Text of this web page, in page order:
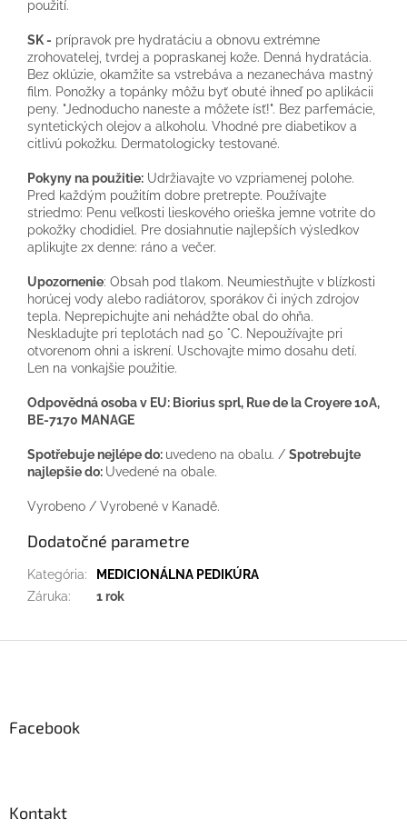
použití.
SK - prípravok pre hydratáciu a obnovu extrémne
zrohovatelej, tvrdej a popraskanej kože. Denná hydratácia.
Bez oklúzie, okamžite sa vstrebáva a nezanecháva mastný
film. Ponožky a topánky môžu byť obuté ihneď po aplikácii
peny. "Jednoducho naneste a môžete ísť!". Bez parfemácie,
syntetických olejov a alkoholu. Vhodné pre diabetikov a
citlivú pokožku. Dermatologicky testované.
Pokyny na použitie: Udržiavajte vo vzpriamenej polohe.
Pred každým použitím dobre pretrepte. Používajte
striedmo: Penu veľkosti lieskového orieška jemne votrite do
pokožky chodidiel. Pre dosiahnutie najlepších výsledkov
aplikujte 2x denne: ráno a večer.
Upozornenie: Obsah pod tlakom. Neumiestňujte v blízkosti
horúcej vody alebo radiátorov, sporákov či iných zdrojov
tepla. Neprepichujte ani nehádžte obal do ohňa.
Neskladujte pri teplotách nad 50 °C. Nepoužívajte pri
otvorenom ohni a iskrení. Uschovajte mimo dosahu detí.
Len na vonkajšie použitie.
Odpovědná osoba v EU: Biorius sprl, Rue de la Croyere 10A,
BE-7170 MANAGE
Spotřebuje nejlépe do: uvedeno na obalu. / Spotrebujte
najlepšie do: Uvedené na obale.
Vyrobeno / Vyrobené v Kanadě.
Dodatočné parametre
Kategória:
MEDICIONÁLNA PEDIKÚRA
Záruka: 1 rok
Facebook
Kontakt